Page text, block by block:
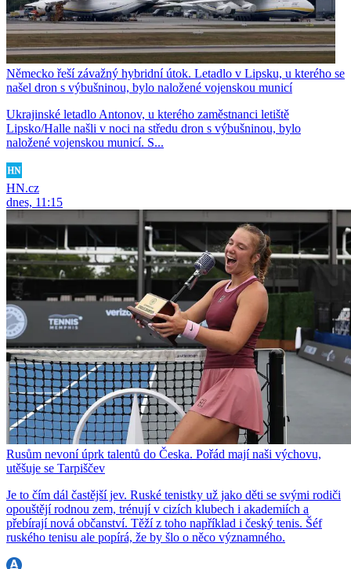
Německo řeší závažný hybridní útok. Letadlo v Lipsku, u kterého se
našel dron s výbušninou, bylo naložené vojenskou municí
Ukrajinské letadlo Antonov, u kterého zaměstnanci letiště
Lipsko/Halle našli v noci na středu dron s výbušninou, bylo
naložené vojenskou municí. S...
HN.cz
dnes, 11:15
Rusům nevoní úprk talentů do Česka. Pořád mají naši výchovu,
utěšuje se Tarpiščev
Je to čím dál častější jev. Ruské tenistky už jako děti se svými rodiči
opouštějí rodnou zem, trénují v cizích klubech i akademiích a
přebírají nová občanství. Těží z toho například i český tenis. Šéf
ruského tenisu ale popírá, že by šlo o něco významného.